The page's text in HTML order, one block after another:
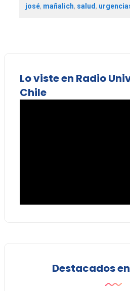
josé, mañalich, salud,
Lo viste en Radio
Chile
Destacados